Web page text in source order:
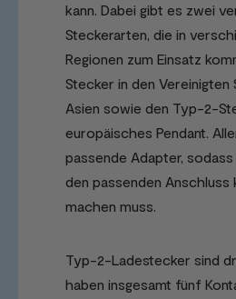
kann. Dabei gibt es zwei
Steckerarten, die in
Regionen zum Einsatz
Stecker in den Vereinigten
Asien sowie den Typ-2-
europäisches Pendant.
passende Adapter,
den passenden Anschluss
machen muss.
Typ-2-Ladestecker sind
haben insgesamt fünf